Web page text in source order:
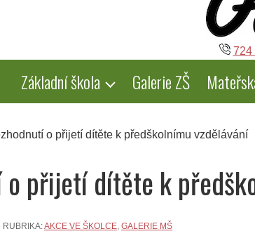
724
Základní škola Galerie ZŠ
o přijetí dítěte k předškolnímu vzdělávání
o přijetí dítěte k
RUBRIKA:AKCE VE ŠKOLCE, GALERIE MŠ